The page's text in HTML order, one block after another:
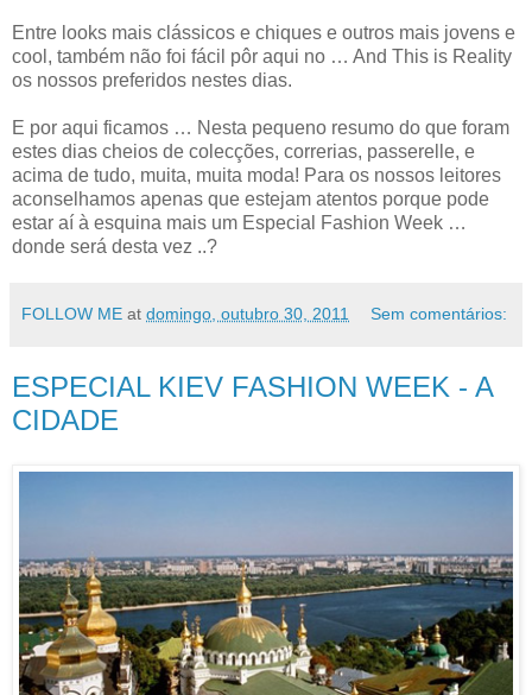
Entre looks mais clássicos e chiques e outros mais jovens e
cool, também não foi fácil pôr aqui no … And This is Reality
os nossos preferidos nestes dias.
E por aqui ficamos … Nesta pequeno resumo do que foram
estes dias cheios de colecções, correrias, passerelle, e
acima de tudo, muita, muita moda! Para os nossos leitores
aconselhamos apenas que estejam atentos porque pode
estar aí à esquina mais um Especial Fashion Week …
donde será desta vez ..?
FOLLOW ME at domingo, outubro 30, 2011 Sem comentários:
ESPECIAL KIEV FASHION WEEK - A
CIDADE